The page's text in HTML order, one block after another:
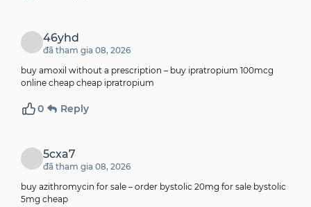
46yhd
đã tham gia 08, 2026
buy amoxil without a prescription – buy ipratropium 100mcg
online cheap cheap ipratropium
0 Reply
5cxa7
đã tham gia 08, 2026
buy azithromycin for sale – order bystolic 20mg for sale bystolic
5mg cheap